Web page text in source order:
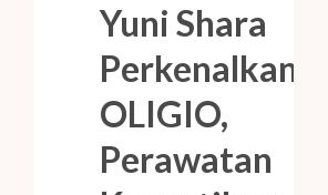
Yuni Shara
Perkenalkan
OLIGIO,
Perawatan